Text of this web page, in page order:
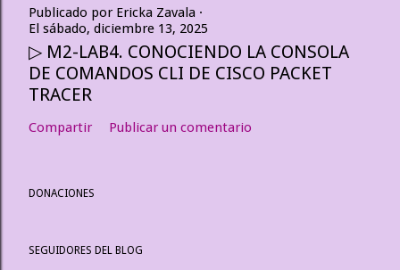
Publicado por Ericka Zavala
El sábado, diciembre 13, 2025
▷ M2-LAB4. CONOCIENDO LA CONSOLA
DE COMANDOS CLI DE CISCO PACKET
TRACER
Compartir Publicar un comentario
DONACIONES
SEGUIDORES DEL BLOG